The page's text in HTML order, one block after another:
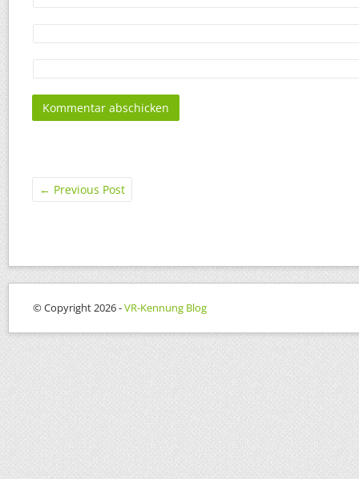
← Previous Post
© Copyright 2026 -VR-Kennung Blog